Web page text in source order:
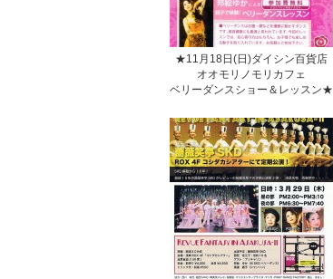
★11月18日(日)ダイシン百貨店
オオモリノモリカフェ
ベリーダンスショー＆レッスン★